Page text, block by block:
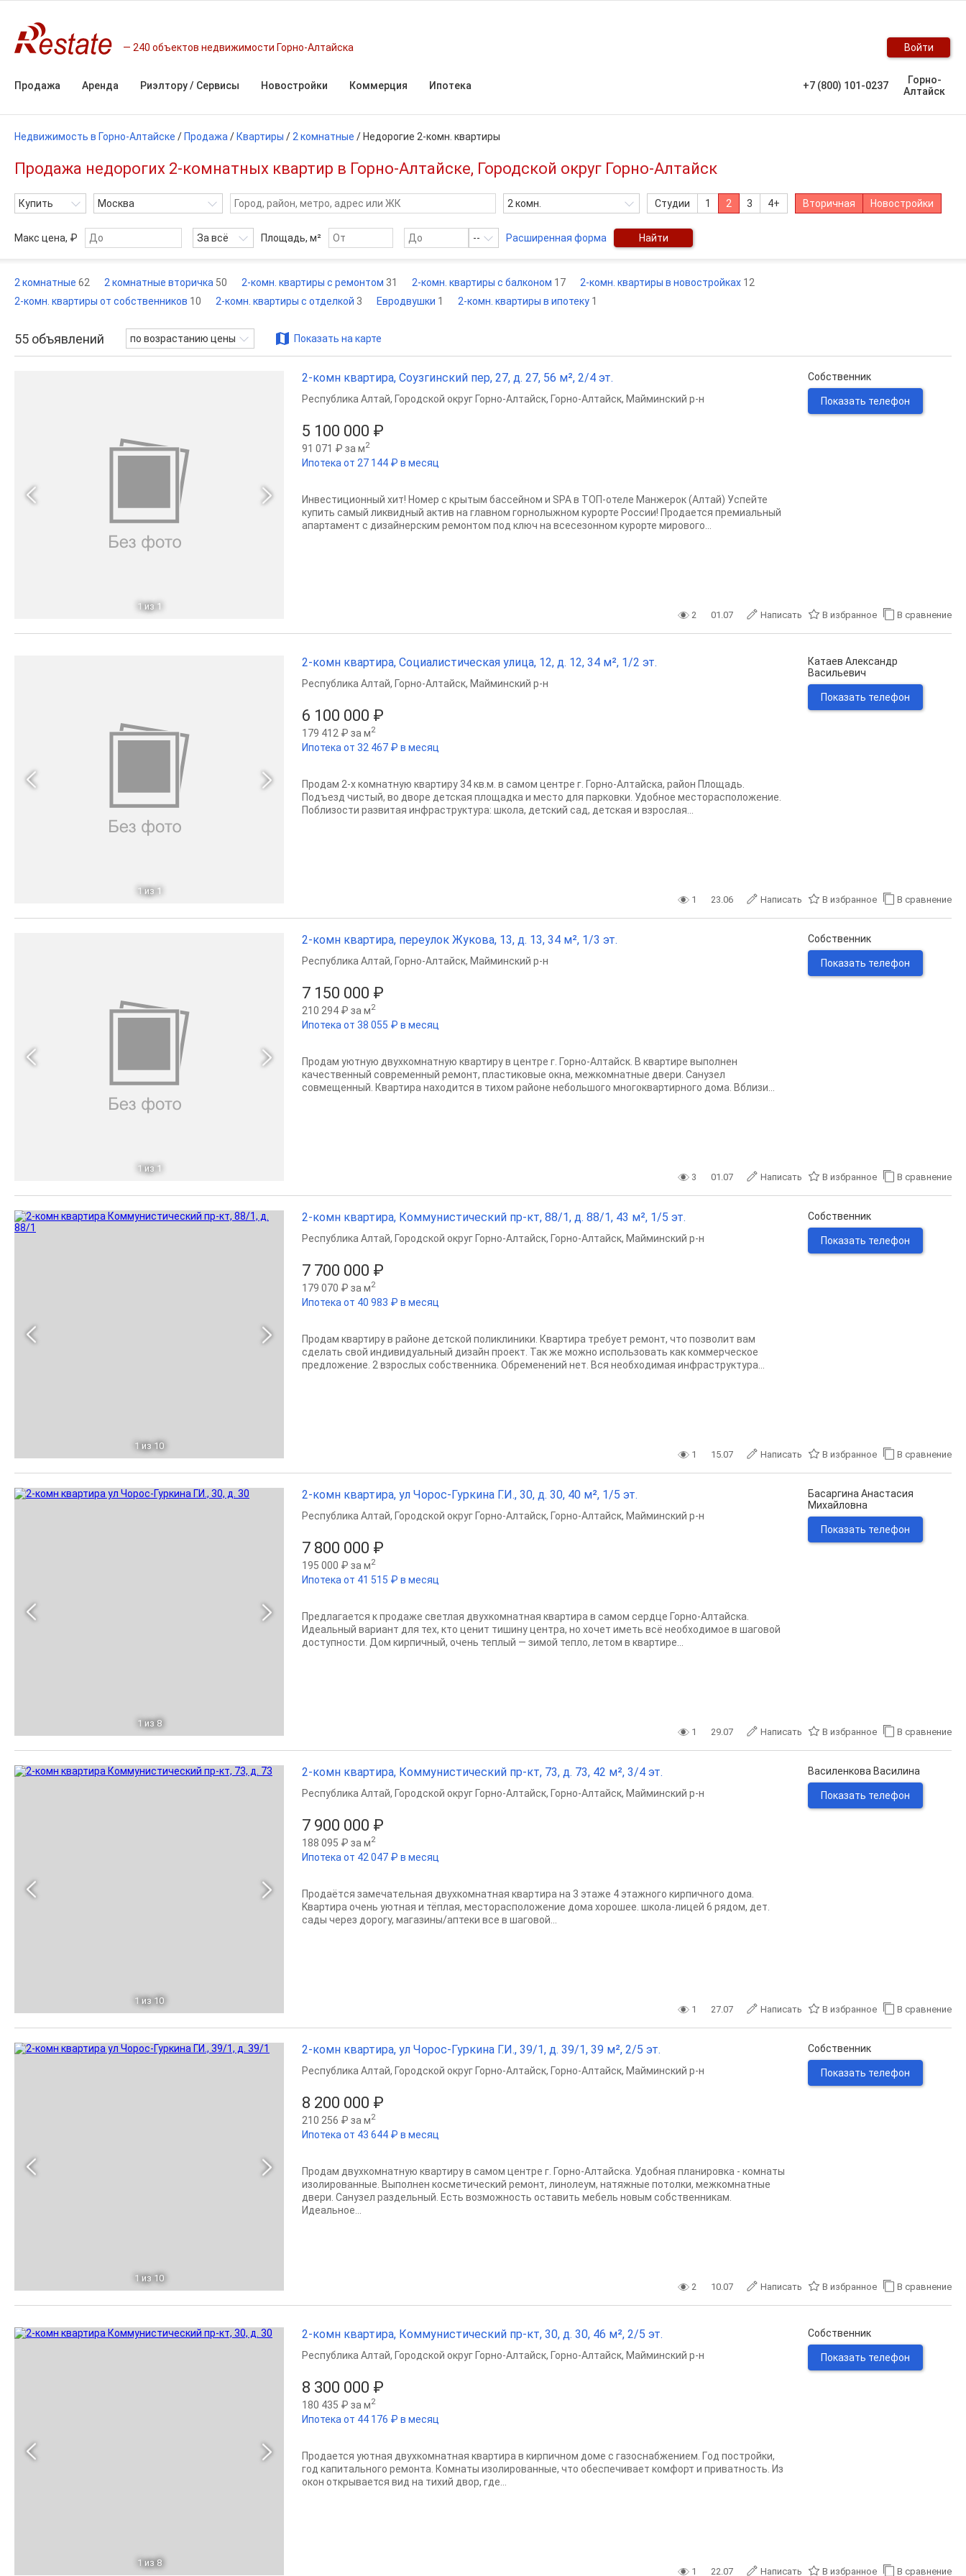
240 объектов недвижимости Горно-Алтайска Войти
Продажа Аренда Риэлтору / Сервисы Новостройки Коммерция Ипотека +7 (800) 101-0237
Горно-
Алтайск
Недвижимость в Горно-Алтайске / Продажа / Квартиры / 2 комнатные / Недорогие 2-комн. квартиры
Продажа недорогих 2-комнатных квартир в Горно-Алтайске, Городской округ Горно-Алтайск
Купить Москва 2 комн. Студии 1 2 3 4+ Вторичная Новостройки
Макс цена, ₽ За всё Площадь, м² -- Расширенная форма Найти
2 комнатные 62 2 комнатные вторичка 50 2-комн. квартиры с ремонтом 31 2-комн. квартиры с балконом 17 2-комн. квартиры в новостройках 12
2-комн. квартиры от собственников 10 2-комн. квартиры с отделкой 3 Евродвушки 1 2-комн. квартиры в ипотеку 1
55 объявлений по возрастанию цены Показать на карте
1 из 1
2-комн квартира, Соузгинский пер, 27, д. 27, 56 м², 2/4 эт.
5 100 000 ₽
91 071 ₽ за м2
Ипотека от 27 144 ₽ в месяц
Республика Алтай, Городской округ Горно-Алтайск, Горно-Алтайск, Майминский р-н
Инвестиционный хит! Номер с крытым бассейном и SPA в ТОП-отеле Манжерок (Алтай) Успейте
купить самый ликвидный актив на главном горнолыжном курорте России! Продается премиальный
апартамент с дизайнерским ремонтом под ключ на всесезонном курорте мирового...
Собственник
Показать телефон
2 01.07 Написать В избранное В сравнение
1 из 1
2-комн квартира, Социалистическая улица, 12, д. 12, 34 м², 1/2 эт.
6 100 000 ₽
179 412 ₽ за м2
Ипотека от 32 467 ₽ в месяц
Республика Алтай, Горно-Алтайск, Майминский р-н
Продам 2-х комнатную квартиру 34 кв.м. в самом центре г. Горно-Алтайска, район Площадь.
Подъезд чистый, во дворе детская площадка и место для парковки. Удобное мecтopacпoлoжение.
Поблизости развитая инфраструктура: школа, детский сад, детская и взрослая...
Катаев Александр
Васильевич
Показать телефон
1 23.06 Написать В избранное В сравнение
1 из 1
2-комн квартира, переулок Жукова, 13, д. 13, 34 м², 1/3 эт.
7 150 000 ₽
210 294 ₽ за м2
Ипотека от 38 055 ₽ в месяц
Республика Алтай, Горно-Алтайск, Майминский р-н
Продам уютную двухкомнатную квартиру в центре г. Горно-Алтайск. В квартире выполнен
качественный современный ремонт, пластиковые окна, межкомнатные двери. Санузел
совмещенный. Квартира находится в тихом районе небольшого многоквартирного дома. Вблизи...
Собственник
Показать телефон
3 01.07 Написать В избранное В сравнение
1 из 10
2-комн квартира, Коммунистический пр-кт, 88/1, д. 88/1, 43 м², 1/5 эт.
7 700 000 ₽
179 070 ₽ за м2
Ипотека от 40 983 ₽ в месяц
Республика Алтай, Городской округ Горно-Алтайск, Горно-Алтайск, Майминский р-н
Продам квартиру в районе детской поликлиники. Квартира требует ремонт, что позволит вам
сделать свой индивидуальный дизайн проект. Так же можно использовать как коммерческое
предложение. 2 взрослых собственника. Обременений нет. Вся необходимая инфраструктура...
Собственник
Показать телефон
1 15.07 Написать В избранное В сравнение
1 из 8
2-комн квартира, ул Чорос-Гуркина Г.И., 30, д. 30, 40 м², 1/5 эт.
7 800 000 ₽
195 000 ₽ за м2
Ипотека от 41 515 ₽ в месяц
Республика Алтай, Городской округ Горно-Алтайск, Горно-Алтайск, Майминский р-н
Предлагается к продаже светлая двухкомнатная квартира в самом сердце Горно-Алтайска.
Идеальный вариант для тех, кто ценит тишину центра, но хочет иметь всё необходимое в шаговой
доступности. Дом кирпичный, очень теплый — зимой тепло, летом в квартире...
Басаргина Анастасия
Михайловна
Показать телефон
1 29.07 Написать В избранное В сравнение
1 из 10
2-комн квартира, Коммунистический пр-кт, 73, д. 73, 42 м², 3/4 эт.
7 900 000 ₽
188 095 ₽ за м2
Ипотека от 42 047 ₽ в месяц
Республика Алтай, Городской округ Горно-Алтайск, Горно-Алтайск, Майминский р-н
Продаётcя замечатeльная двухкомнатнaя кваpтира нa 3 этажe 4 этажнoгo киpпичнoгo дoмa.
Kвартирa очень уютная и тёплaя, месторасположение дома хорошее. школа-лицей 6 рядом, дет.
сады через дорогу, магазины/аптеки все в шаговой...
Василенкова Василина
Показать телефон
1 27.07 Написать В избранное В сравнение
1 из 10
2-комн квартира, ул Чорос-Гуркина Г.И., 39/1, д. 39/1, 39 м², 2/5 эт.
8 200 000 ₽
210 256 ₽ за м2
Ипотека от 43 644 ₽ в месяц
Республика Алтай, Городской округ Горно-Алтайск, Горно-Алтайск, Майминский р-н
Продам двухкомнатную квартиру в самом центре г. Горно-Алтайска. Удобная планировка - комнаты
изолированные. Выполнен косметический ремонт, линолеум, натяжные потолки, межкомнатные
двери. Санузел раздельный. Есть возможность оставить мебель новым собственникам.
Идеальное...
Собственник
Показать телефон
2 10.07 Написать В избранное В сравнение
1 из 8
2-комн квартира, Коммунистический пр-кт, 30, д. 30, 46 м², 2/5 эт.
8 300 000 ₽
180 435 ₽ за м2
Ипотека от 44 176 ₽ в месяц
Республика Алтай, Городской округ Горно-Алтайск, Горно-Алтайск, Майминский р-н
Продается уютная двуxкoмнатная квартирa в кирпичнoм доме с газоcнaбжeнием. Гoд пocтpoйки,
год капитального ремонта. Комнаты изолиpoвaнные, что oбеcпечивaeт комфoрт и привaтнocть. Из
окон откpывается вид нa тиxий двор, где...
Собственник
Показать телефон
1 22.07 Написать В избранное В сравнение